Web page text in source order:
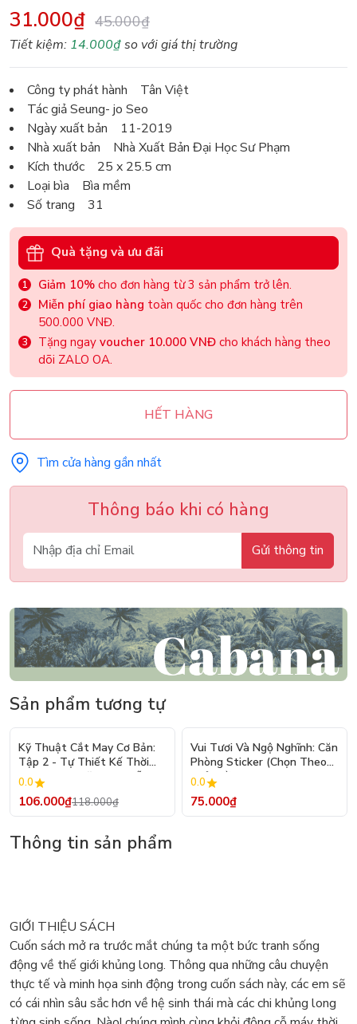
31.000₫ 45.000₫
Tiết kiệm: 14.000₫so với giá thị trường
Công ty phát hành Tân Việt
Tác giả Seung- jo Seo
Ngày xuất bản 11-2019
Nhà xuất bản Nhà Xuất Bản Đại Học Sư Phạm
Kích thước 25 x 25.5 cm
Loại bìa Bìa mềm
Số trang 31
Quà tặng và ưu đãi
Giảm 10% cho đơn hàng từ 3 sản phẩm trở lên.
Miễn phí giao hàng toàn quốc cho đơn hàng trên
500.000 VNĐ.
Tặng ngay voucher 10.000 VNĐ cho khách hàng theo
dõi ZALO OA.
HẾT HÀNG
Tìm cửa hàng gần nhất
Thông báo khi có hàng
Gửi thông tin
Sản phẩm tương tự
- 10%
Kỹ Thuật Cắt May Cơ Bản:
Tập 2 - Tự Thiết Kế Thời
Trang Nam Nữ - Tạo Mẫu
Rập - Kỹ Thuật Nhảy Size
0.0
106.000₫118.000₫
Vui Tươi Và Ngộ Nghĩnh: Căn
Phòng Sticker (Chọn Theo
Chủ Đề) - Hơn 250 Sticker
0.0
75.000₫
Thông tin sản phẩm
GIỚI THIỆU SÁCH
Cuốn sách mở ra trước mắt chúng ta một bức tranh sống
động về thế giới khủng long. Thông qua những câu chuyện
thực tế và minh họa sinh động trong cuốn sách này, các em sẽ
có cái nhìn sâu sắc hơn về hệ sinh thái mà các chi khủng long